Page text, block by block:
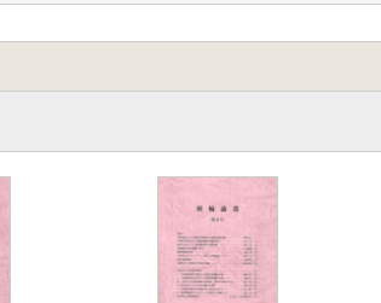
薩摩古墳群と奈良盆地南縁地域の埴輪を
聖塚の円筒棺